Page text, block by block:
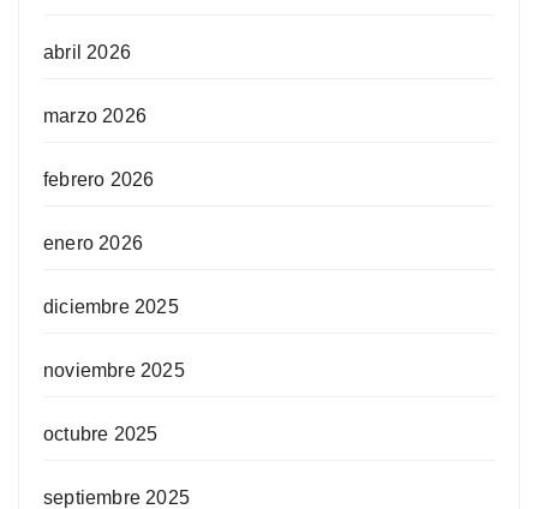
abril 2026
marzo 2026
febrero 2026
enero 2026
diciembre 2025
noviembre 2025
octubre 2025
septiembre 2025